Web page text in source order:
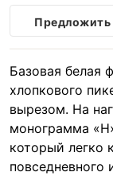
Предложить
Базовая белая
хлопкового
вырезом. На
монограмма
который легко
повседневного